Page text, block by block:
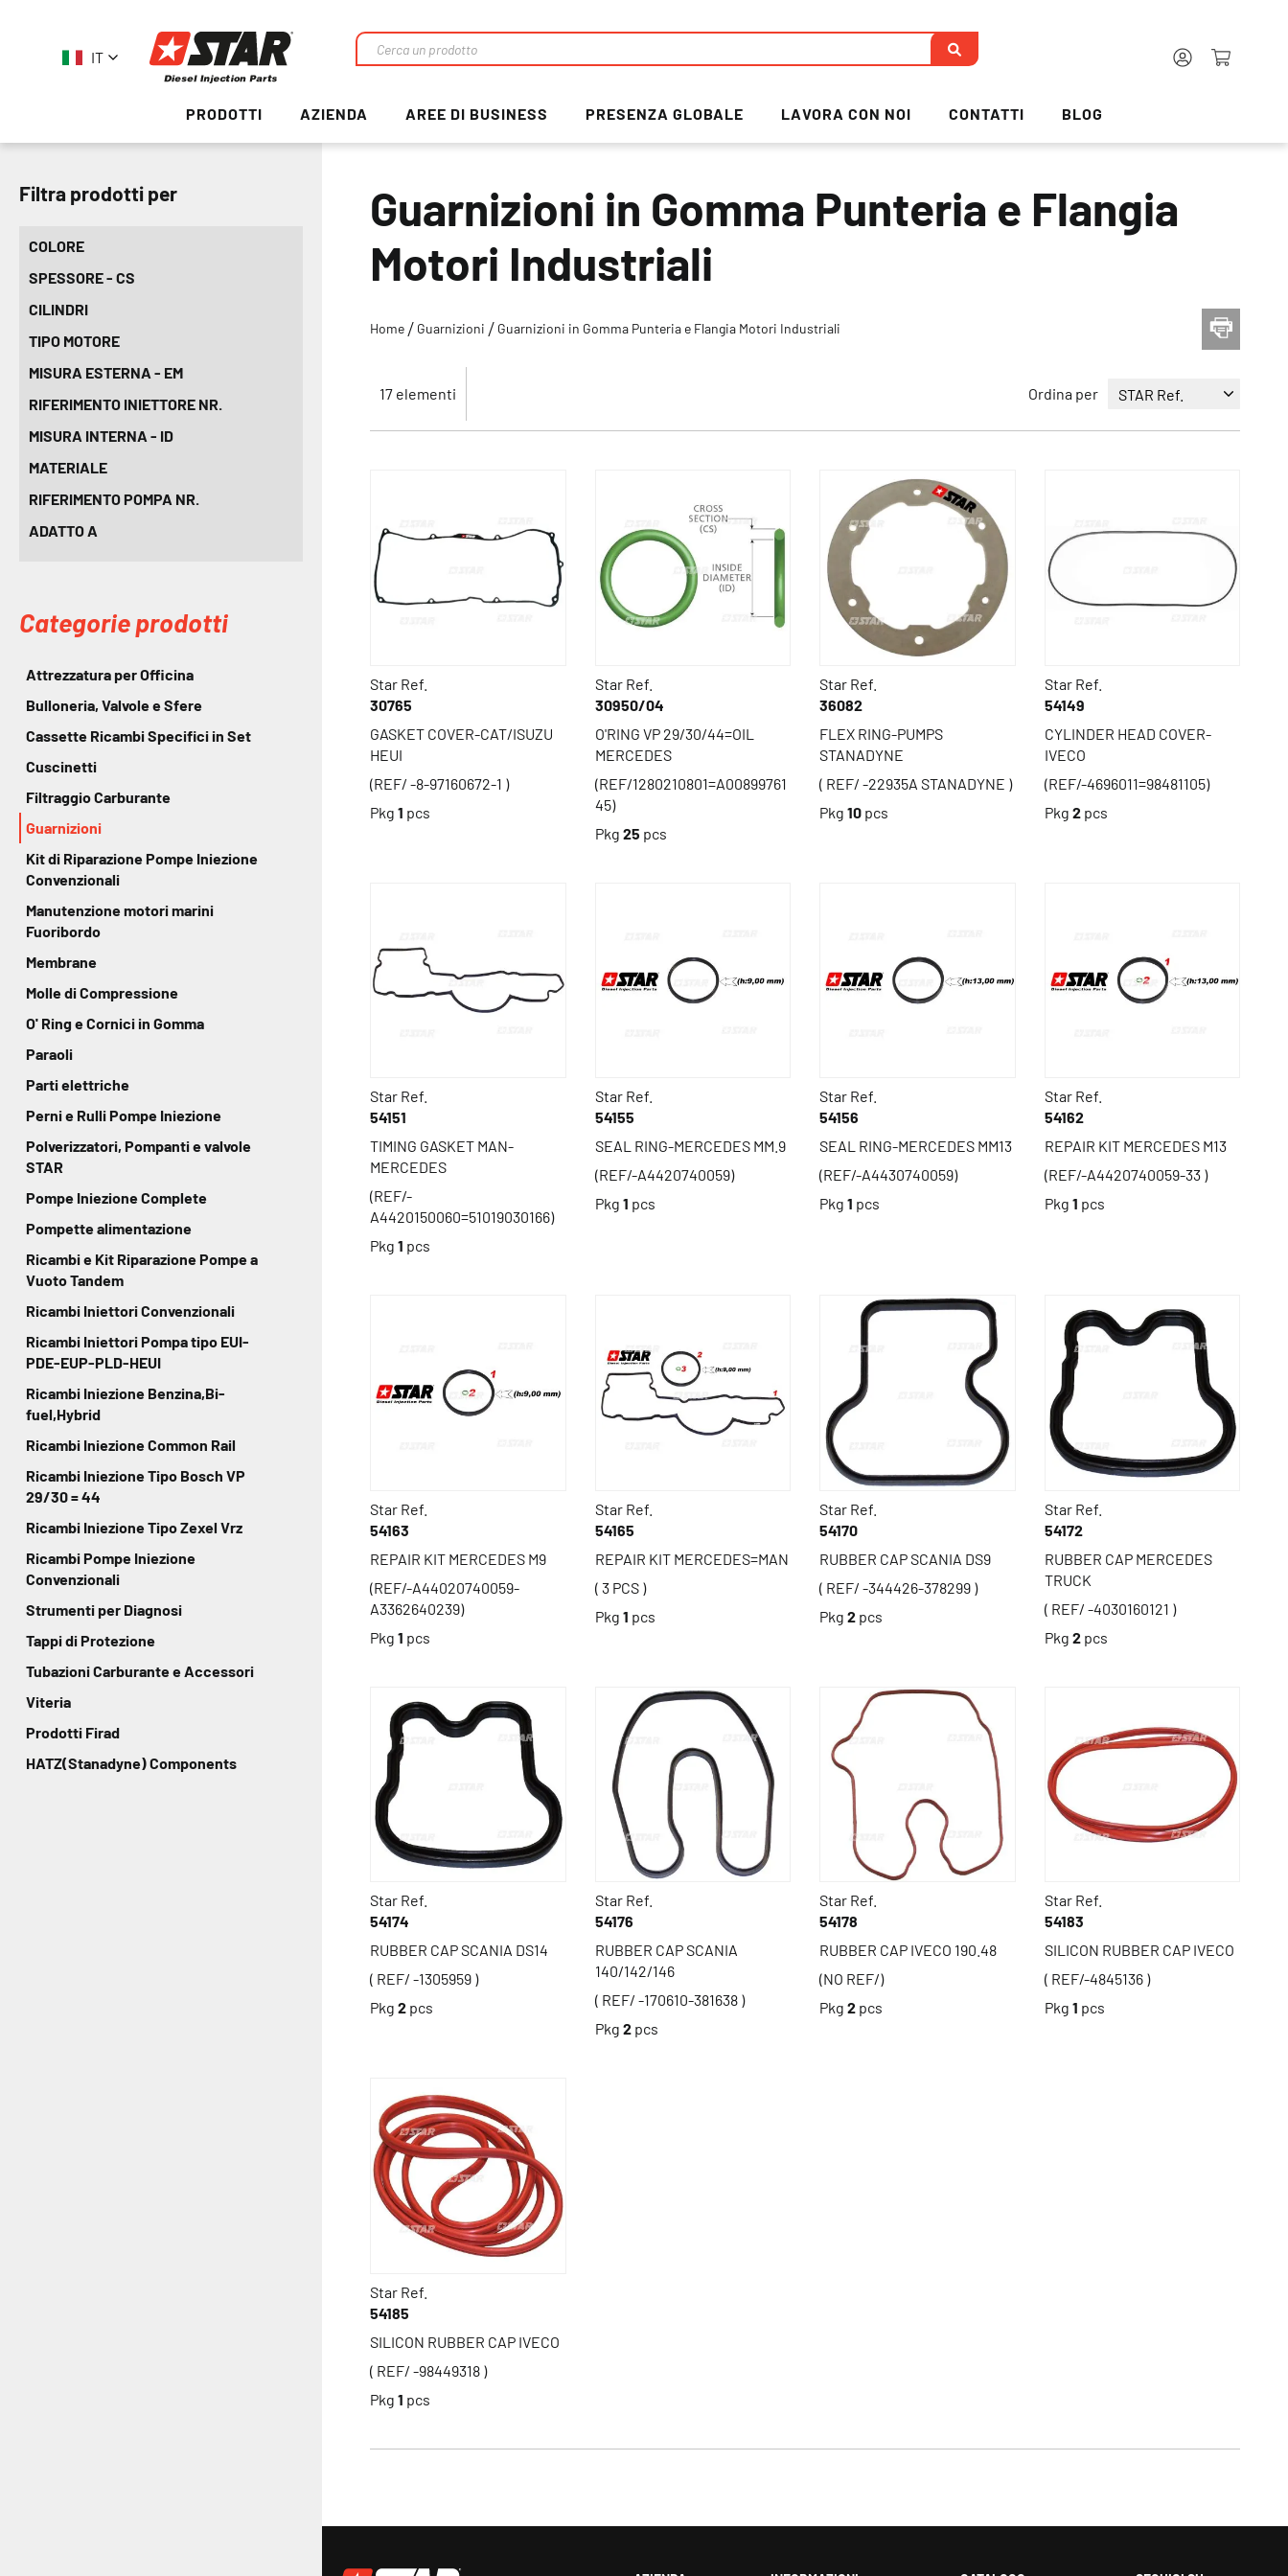
IT
Ricerca
PRODOTTI AZIENDA AREE DI BUSINESS PRESENZA GLOBALE LAVORA CON NOI CONTATTI BLOG
Guarnizioni in Gomma Punteria e Flangia
Motori Industriali
Home Guarnizioni Guarnizioni in Gomma Punteria e Flangia Motori Industriali
17 elementi Ordina per
Star Ref.
30765
GASKET COVER-CAT/ISUZU
HEUI
(REF/ -8-97160672-1 )
Pkg 1 pcs
Star Ref.
30950/04
O'RING VP 29/30/44=OIL
MERCEDES
(REF/1280210801=A00899761
45)
Pkg 25 pcs
Star Ref.
36082
FLEX RING-PUMPS
STANADYNE
( REF/ -22935A STANADYNE )
Pkg 10 pcs
Star Ref.
54149
CYLINDER HEAD COVER-
IVECO
(REF/-4696011=98481105)
Pkg 2 pcs
Star Ref.
54151
TIMING GASKET MAN-
MERCEDES
(REF/-
A4420150060=51019030166)
Pkg 1 pcs
Star Ref.
54155
SEAL RING-MERCEDES MM.9
(REF/-A4420740059)
Pkg 1 pcs
Star Ref.
54156
SEAL RING-MERCEDES MM13
(REF/-A4430740059)
Pkg 1 pcs
Star Ref.
54162
REPAIR KIT MERCEDES M13
(REF/-A4420740059-33 )
Pkg 1 pcs
Star Ref.
54163
REPAIR KIT MERCEDES M9
(REF/-A44020740059-
A3362640239)
Pkg 1 pcs
Star Ref.
54165
REPAIR KIT MERCEDES=MAN
( 3 PCS )
Pkg 1 pcs
Star Ref.
54170
RUBBER CAP SCANIA DS9
( REF/ -344426-378299 )
Pkg 2 pcs
Star Ref.
54172
RUBBER CAP MERCEDES
TRUCK
( REF/ -4030160121 )
Pkg 2 pcs
Star Ref.
54174
RUBBER CAP SCANIA DS14
( REF/ -1305959 )
Pkg 2 pcs
Star Ref.
54176
RUBBER CAP SCANIA
140/142/146
( REF/ -170610-381638 )
Pkg 2 pcs
Star Ref.
54178
RUBBER CAP IVECO 190.48
(NO REF/)
Pkg 2 pcs
Star Ref.
54183
SILICON RUBBER CAP IVECO
( REF/-4845136 )
Pkg 1 pcs
Star Ref.
54185
SILICON RUBBER CAP IVECO
( REF/ -98449318 )
Pkg 1 pcs
Filtra prodotti per
COLORE
SPESSORE - CS
CILINDRI
TIPO MOTORE
MISURA ESTERNA - EM
RIFERIMENTO INIETTORE NR.
MISURA INTERNA - ID
MATERIALE
RIFERIMENTO POMPA NR.
ADATTO A
Categorie prodotti
Attrezzatura per Officina
Bulloneria, Valvole e Sfere
Cassette Ricambi Specifici in Set
Cuscinetti
Filtraggio Carburante
Guarnizioni
Kit di Riparazione Pompe Iniezione
Convenzionali
Manutenzione motori marini
Fuoribordo
Membrane
Molle di Compressione
O' Ring e Cornici in Gomma
Paraoli
Parti elettriche
Perni e Rulli Pompe Iniezione
Polverizzatori, Pompanti e valvole
STAR
Pompe Iniezione Complete
Pompette alimentazione
Ricambi e Kit Riparazione Pompe a
Vuoto Tandem
Ricambi Iniettori Convenzionali
Ricambi Iniettori Pompa tipo EUI-
PDE-EUP-PLD-HEUI
Ricambi Iniezione Benzina,Bi-
fuel,Hybrid
Ricambi Iniezione Common Rail
Ricambi Iniezione Tipo Bosch VP
29/30 = 44
Ricambi Iniezione Tipo Zexel Vrz
Ricambi Pompe Iniezione
Convenzionali
Strumenti per Diagnosi
Tappi di Protezione
Tubazioni Carburante e Accessori
Viteria
Prodotti Firad
HATZ(Stanadyne) Components